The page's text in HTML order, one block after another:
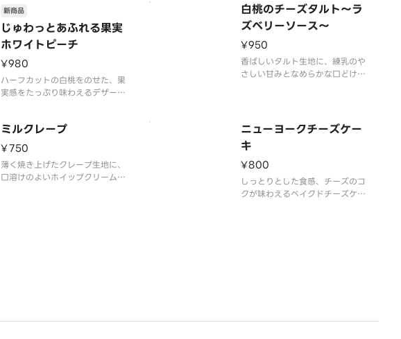
じゅわっとあふれる果実
ホワイトピーチ
新商品
¥980
ハーフカットの白桃をのせた、果
実感をたっぷり味わえるデザート
ムを合わせたなめらかなディプロ
マットクリームと、食感のアクセ
ントにクッキーとアーモンドを敷
き込んでいます。まるで白桃にか
ぶりつくようなみずみ
白桃のチーズタルト～ラ
ズベリーソース～
¥950
香ばしいタルト生地に、練乳のや
さしい甘みとなめらかな口どけの
かく包み込みます。
お好みでラズベリーソースをかけ
ていただくと、酸味が加わり味わ
いの変化をお楽しみいただけま
ミルクレープ
¥750
薄く焼き上げたクレープ生地に、
口溶けのよいホイップクリームを
ニューヨークチーズケー
キ
¥800
しっとりとした食感、チーズのコ
クが味わえるベイクドチーズケー